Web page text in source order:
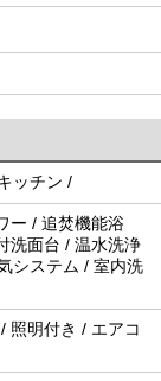
ッチン /
ー / 追焚機能浴
洗面台 / 温水洗浄
システム / 室内洗
照明付き / エアコ